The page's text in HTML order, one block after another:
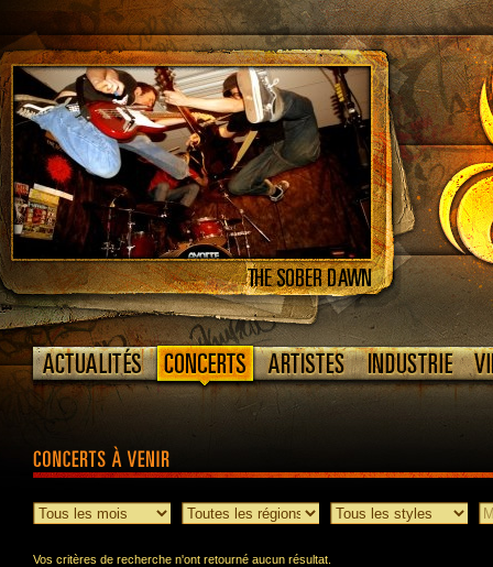
Vos critères de recherche n'ont retourné aucun résultat.